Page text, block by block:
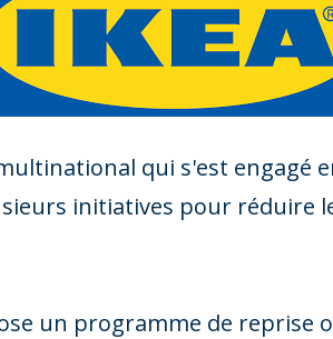
qui s'est engagé
initiatives pour réduire
un programme de reprise